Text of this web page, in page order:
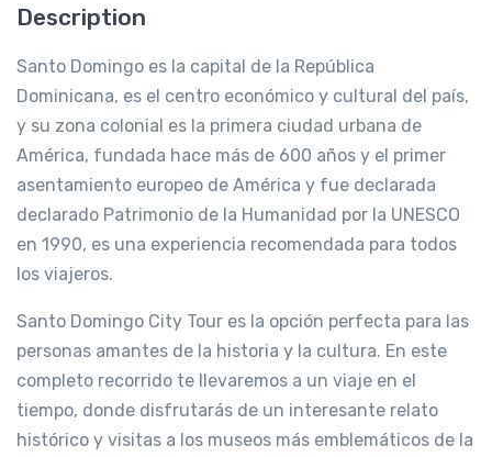
Description
Santo Domingo es la capital de la República
Dominicana, es el centro económico y cultural del país,
y su zona colonial es la primera ciudad urbana de
América, fundada hace más de 600 años y el primer
asentamiento europeo de América y fue declarada
declarado Patrimonio de la Humanidad por la UNESCO
en 1990, es una experiencia recomendada para todos
los viajeros.
Santo Domingo City Tour es la opción perfecta para las
personas amantes de la historia y la cultura. En este
completo recorrido te llevaremos a un viaje en el
tiempo, donde disfrutarás de un interesante relato
histórico y visitas a los museos más emblemáticos de la